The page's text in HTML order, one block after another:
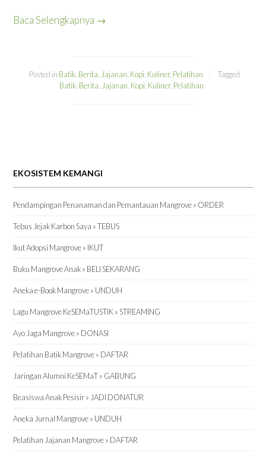
Baca Selengkapnya →
Posted in Batik, Berita, Jajanan, Kopi, Kuliner, Pelatihan
Tagged
Batik, Berita, Jajanan, Kopi, Kuliner, Pelatihan
EKOSISTEM KEMANGI
Pendampingan Penanaman dan Pemantauan Mangrove » ORDER
Tebus Jejak Karbon Saya » TEBUS
Ikut Adopsi Mangrove » IKUT
Buku Mangrove Anak » BELI SEKARANG
Aneka e-Book Mangrove » UNDUH
Lagu Mangrove KeSEMaTUSTIK » STREAMING
Ayo Jaga Mangrove » DONASI
Pelatihan Batik Mangrove » DAFTAR
Jaringan Alumni KeSEMaT » GABUNG
Beasiswa Anak Pesisir » JADI DONATUR
Aneka Jurnal Mangrove » UNDUH
Pelatihan Jajanan Mangrove » DAFTAR